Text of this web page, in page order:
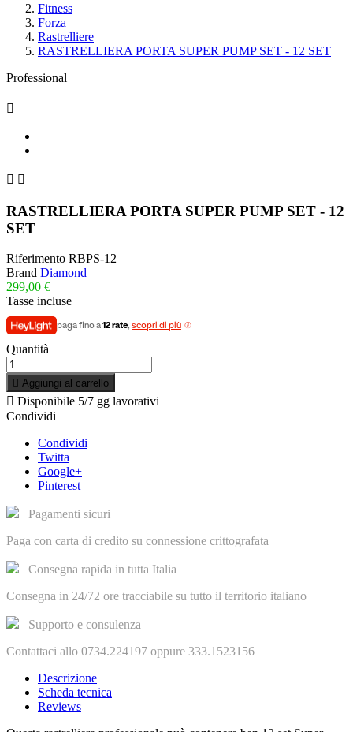
Fitness
Forza
Rastrelliere
RASTRELLIERA PORTA SUPER PUMP SET - 12 SET
Professional

 
RASTRELLIERA PORTA SUPER PUMP SET - 12
SET
Riferimento RBPS-12
Brand Diamond
299,00 €
Tasse incluse
paga fino a12 rate, scopri di più
Quantità
 Aggiungi al carrello
 Disponibile 5/7 gg lavorativi
Condividi
Condividi
Twitta
Google+
Pinterest
Pagamenti sicuri
Paga con carta di credito su connessione crittografata
Consegna rapida in tutta Italia
Consegna in 24/72 ore tracciabile su tutto il territorio italiano
Supporto e consulenza
Contattaci allo 0734.224197 oppure 333.1523156
Descrizione
Scheda tecnica
Reviews